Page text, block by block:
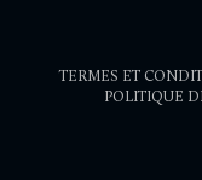
TERMES ET
POLITIQUE